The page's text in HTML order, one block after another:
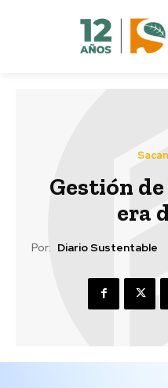
Gestión
era
Por: Diario Sustentable